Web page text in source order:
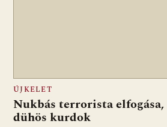
ÚJKELET
Nukbás terrorista
dühös kurdok